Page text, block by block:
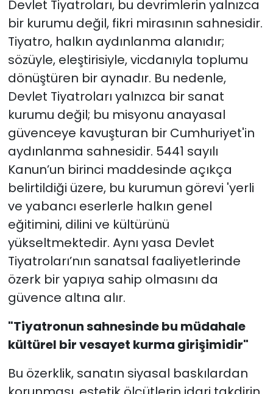
Devlet Tiyatroları, bu devrimlerin yalnızca
bir kurumu değil, fikri mirasının sahnesidir.
Tiyatro, halkın aydınlanma alanıdır;
sözüyle, eleştirisiyle, vicdanıyla toplumu
dönüştüren bir aynadır. Bu nedenle,
Devlet Tiyatroları yalnızca bir sanat
kurumu değil; bu misyonu anayasal
güvenceye kavuşturan bir Cumhuriyet'in
aydınlanma sahnesidir. 5441 sayılı
Kanun’un birinci maddesinde açıkça
belirtildiği üzere, bu kurumun görevi 'yerli
ve yabancı eserlerle halkın genel
eğitimini, dilini ve kültürünü
yükseltmektedir. Aynı yasa Devlet
Tiyatroları’nın sanatsal faaliyetlerinde
özerk bir yapıya sahip olmasını da
güvence altına alır.
"Tiyatronun sahnesinde bu müdahale
kültürel bir vesayet kurma girişimidir"
Bu özerklik, sanatın siyasal baskılardan